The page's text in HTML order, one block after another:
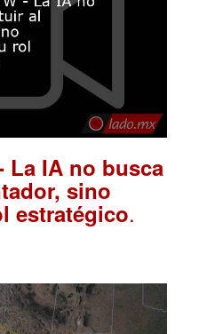
La IA no busca
sino
estratégico.